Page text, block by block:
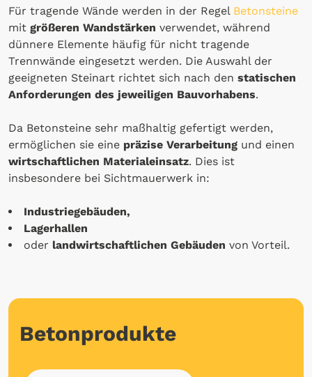
Für tragende Wände werden in der Regel Betonsteine
mit größeren Wandstärken verwendet, während
dünnere Elemente häufig für nicht tragende
Trennwände eingesetzt werden. Die Auswahl der
geeigneten Steinart richtet sich nach den statischen
Anforderungen des jeweiligen Bauvorhabens.
Da Betonsteine sehr maßhaltig gefertigt werden,
ermöglichen sie eine präzise Verarbeitung und einen
wirtschaftlichen Materialeinsatz. Dies ist
insbesondere bei Sichtmauerwerk in:
Industriegebäuden,
Lagerhallen
oder landwirtschaftlichen Gebäuden von Vorteil.
Betonprodukte